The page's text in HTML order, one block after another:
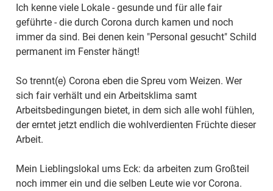
Ich kenne viele Lokale - gesunde und für alle fair
geführte - die durch Corona durch kamen und noch
immer da sind. Bei denen kein "Personal gesucht" Schild
permanent im Fenster hängt!
So trennt(e) Corona eben die Spreu vom Weizen. Wer
sich fair verhält und ein Arbeitsklima samt
Arbeitsbedingungen bietet, in dem sich alle wohl fühlen,
der erntet jetzt endlich die wohlverdienten Früchte dieser
Arbeit.
Mein Lieblingslokal ums Eck: da arbeiten zum Großteil
noch immer ein und die selben Leute wie vor Corona.